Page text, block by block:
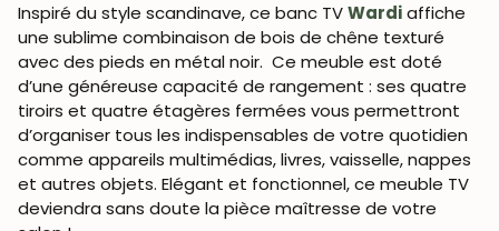
Inspiré du style scandinave, ce banc TVWardiaffiche
une sublime combinaison de bois de chêne texturé
avec des pieds en métal noir. Ce meuble est doté
d’une généreuse capacité de rangement : ses quatre
tiroirs et quatre étagères fermées vous permettront
d’organiser tous les indispensables de votre quotidien
comme appareils multimédias, livres, vaisselle, nappes
et autres objets. Elégant et fonctionnel, ce meuble TV
deviendra sans doute la pièce maîtresse de votre